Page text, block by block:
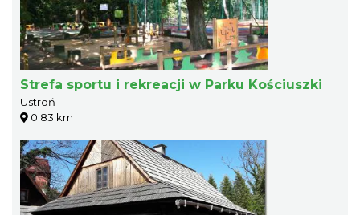
Strefa sportu i rekreacji w Parku Kościuszki
Ustroń
0.83 km